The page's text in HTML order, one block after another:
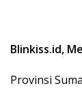
Blinkiss.id,
Provinsi